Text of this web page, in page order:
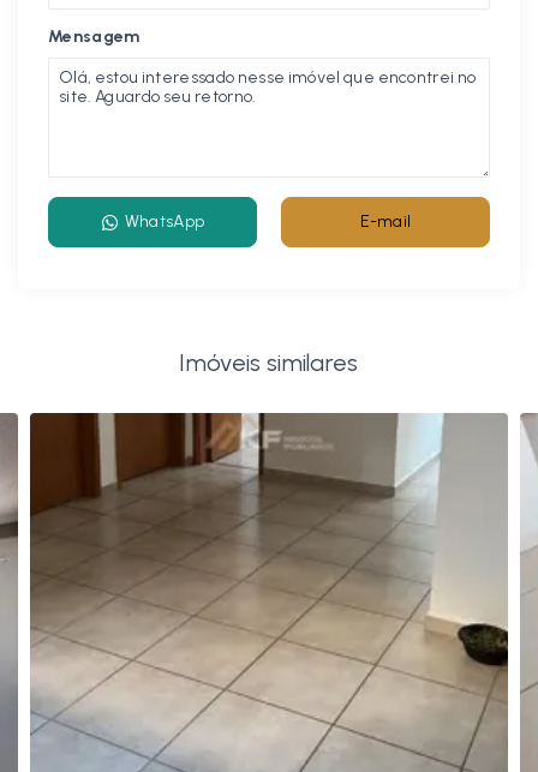
Mensagem
WhatsApp E-mail
Imóveis similares